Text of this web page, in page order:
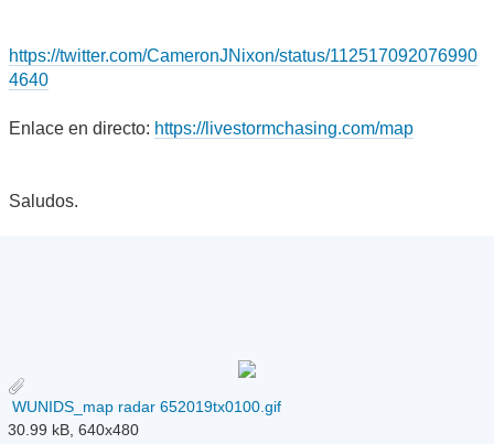
https://twitter.com/CameronJNixon/status/112517092076990
4640
Enlace en directo: https://livestormchasing.com/map
Saludos.
WUNIDS_map radar 652019tx0100.gif
30.99 kB, 640x480